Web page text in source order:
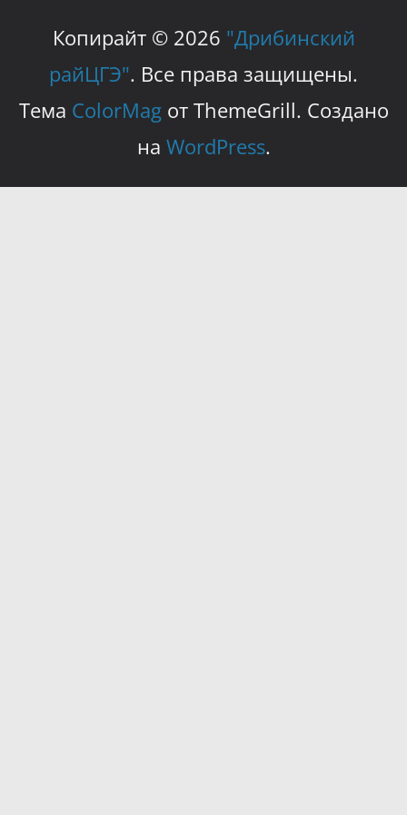
Копирайт © 2026 "Дрибинский
райЦГЭ". Все права защищены.
Тема ColorMagот ThemeGrill. Создано
на WordPress.